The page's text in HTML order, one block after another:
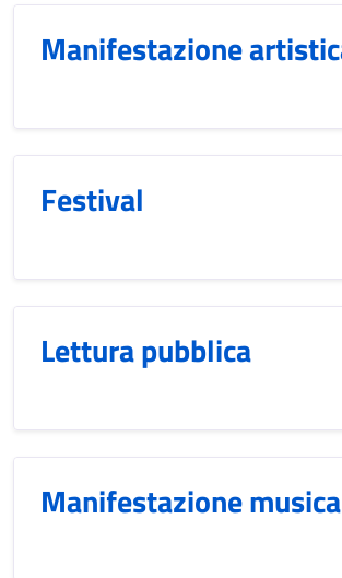
Manifestazione
Festival
Lettura pubblica
Manifestazione